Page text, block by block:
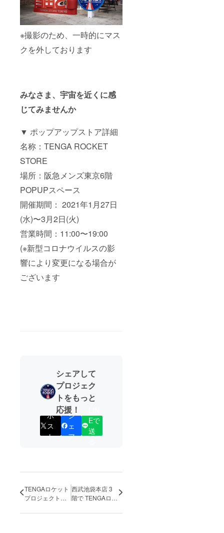
※撮影のため、一時的にマス
クを外しております
みなさま、宇宙を近くに感
じてみませんか
▼ ポップアップストア詳細
名称：TENGA ROCKET
STORE
場所：阪急メンズ東京6階
POPUPスペース
開催期間： 2021年1月27日
(水)〜3月2日(火)
営業時間：11:00〜19:00
(※新型コロナウイルスの影
響により変更になる場合が
ございます
シェアして
プロジェク
トをもっと
応援！
ポ
ス
ト
シ
ェ
ア
Eで
送
TENGAロケット
プロジェクト記
り
西武池袋本店 3
階で TENGAロ
テム 販売中！